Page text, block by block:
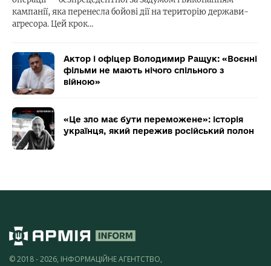
кампанії, яка перенесла бойові дії на територію держави-
агресора. Цей крок…
Актор і офіцер Володимир Ращук: «Воєнні
фільми не мають нічого спільного з
війною»
«Це зло має бути переможене»: історія
українця, який пережив російський полон
© 2018 - 2026, ІНФОРМАЦІЙНЕ АГЕНТСТВО,